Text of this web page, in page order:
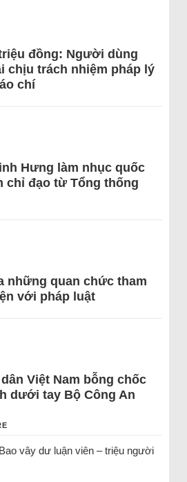
đồng: Người dùng
chịu trách nhiệm pháp lý
chí
Hưng làm nhục quốc
chỉ đạo từ Tổng thống
những quan chức tham
với pháp luật
Việt Nam bỗng chốc
dưới tay Bộ Công An
Bao vây dư luận viên – triệu người